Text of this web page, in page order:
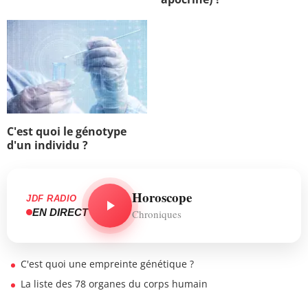
C'est quoi le génotype
d'un individu ?
JDF RADIO
EN DIRECT
Horoscope
Chroniques
C'est quoi une empreinte génétique ?
La liste des 78 organes du corps humain